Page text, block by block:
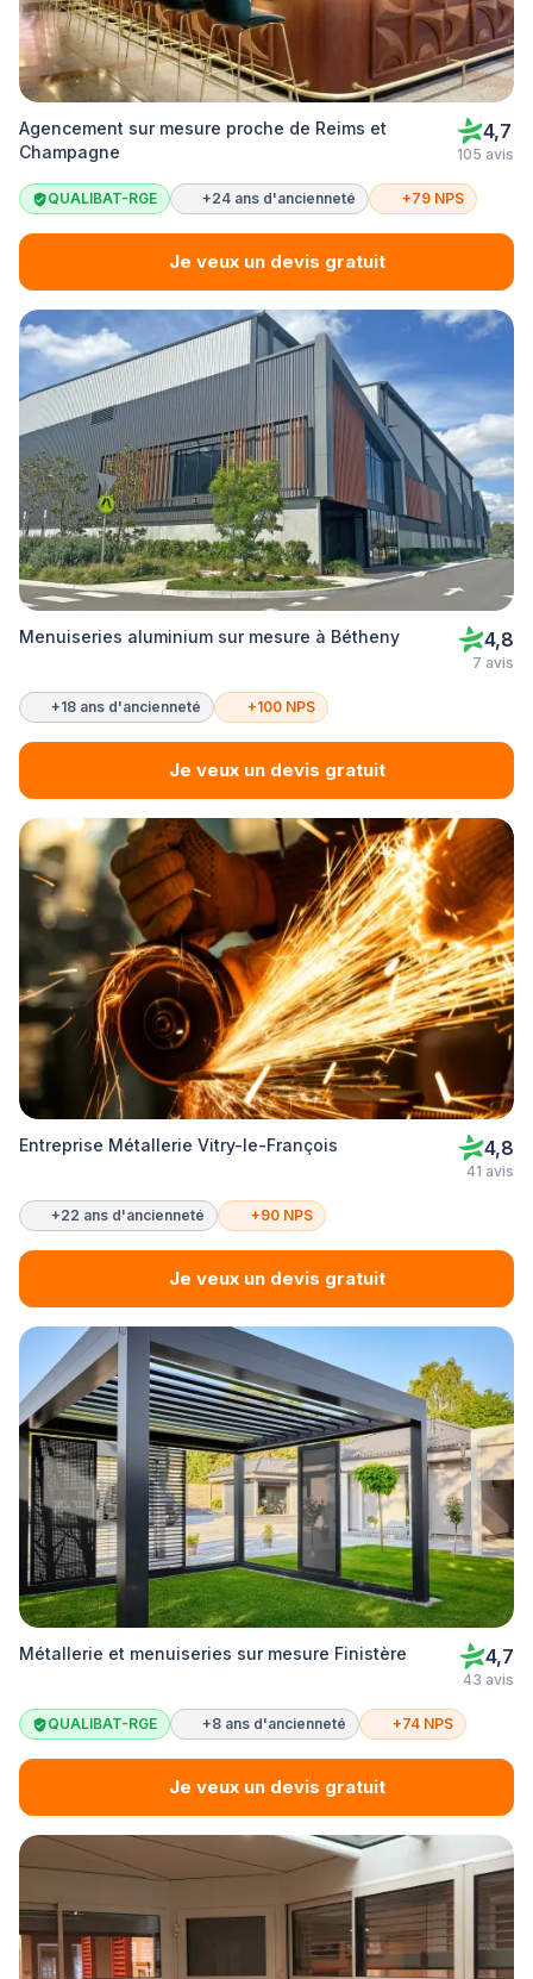
Agencement sur mesure proche de Reims et
Champagne
4,7
105 avis
QUALIBAT-RGE +24 ans d'ancienneté +79 NPS
Je veux un devis gratuit
Menuiseries aluminium sur mesure à Bétheny 4,8
7 avis
+18 ans d'ancienneté +100 NPS
Je veux un devis gratuit
Entreprise Métallerie Vitry-le-François 4,8
41 avis
+22 ans d'ancienneté +90 NPS
Je veux un devis gratuit
Métallerie et menuiseries sur mesure Finistère 4,7
43 avis
QUALIBAT-RGE +8 ans d'ancienneté +74 NPS
Je veux un devis gratuit